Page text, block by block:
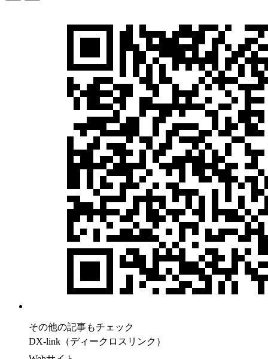
その他の記事もチェック
DX-link（ディークロスリンク）